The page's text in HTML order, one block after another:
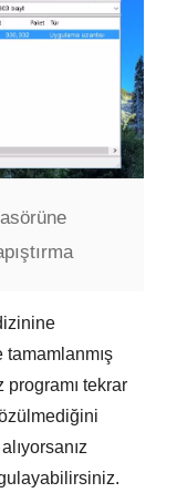
tamamlanmış
programı tekrar